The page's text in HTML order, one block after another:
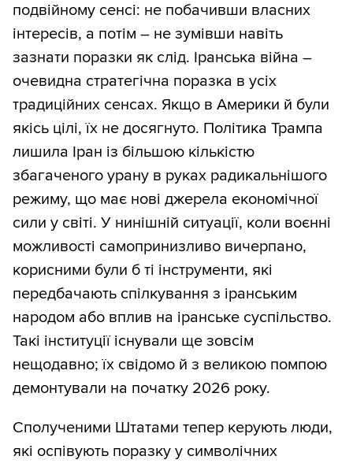
подвійному сенсі: не побачивши власних
інтересів, а потім – не зумівши навіть
зазнати поразки як слід. Іранська війна –
очевидна стратегічна поразка в усіх
традиційних сенсах. Якщо в Америки й були
якісь цілі, їх не досягнуто. Політика Трампа
лишила Іран із більшою кількістю
збагаченого урану в руках радикальнішого
режиму, що має нові джерела економічної
сили у світі. У нинішній ситуації, коли воєнні
можливості самопринизливо вичерпано,
корисними були б ті інструменти, які
передбачають спілкування з іранським
народом або вплив на іранське суспільство.
Такі інституції існували ще зовсім
нещодавно; їх свідомо й з великою помпою
демонтували на початку 2026 року.
Сполученими Штатами тепер керують люди,
які оспівують поразку у символічних